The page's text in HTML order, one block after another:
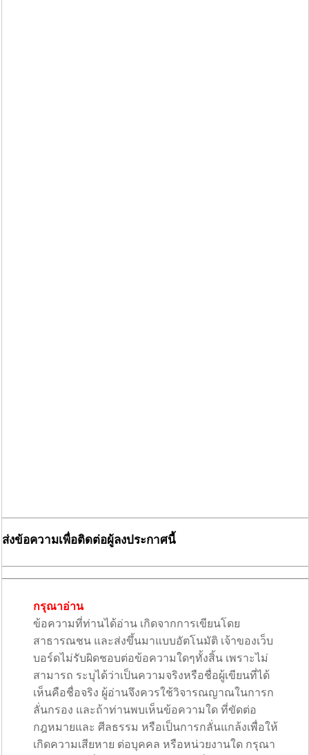
ส่งข้อความเพื่อติดต่อผู้ลงประกาศนี้
กรุณาอ่าน
ข้อความที่ท่านได้อ่าน เกิดจากการเขียนโดย
สาธารณชน และส่งขึ้นมาแบบอัตโนมัติ เจ้าของเว็บ
บอร์ดไม่รับผิดชอบต่อข้อความใดๆทั้งสิ้น เพราะไม่
สามารถ ระบุได้ว่าเป็นความจริงหรือชื่อผู้เขียนที่ได้
เห็นคือชื่อจริง ผู้อ่านจึงควรใช้วิจารณญาณในการก
ลั่นกรอง และถ้าท่านพบเห็นข้อความใด ที่ขัดต่อ
กฎหมายและ ศีลธรรม หรือเป็นการกลั่นแกล้งเพื่อให้
เกิดความเสียหาย ต่อบุคคล หรือหน่วยงานใด กรุณา